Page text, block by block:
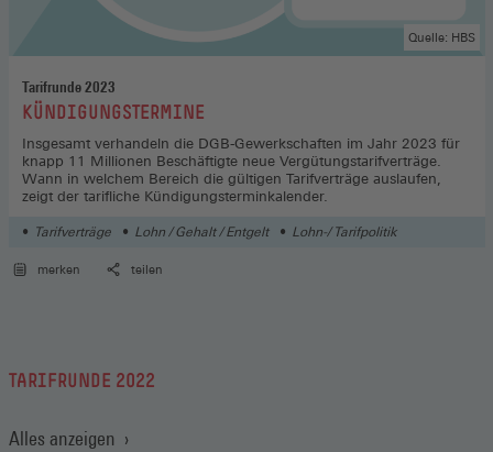
Tarifrunde 2023
:KÜNDIGUNGSTERMINE
Insgesamt verhandeln die DGB-Gewerkschaften im Jahr 2023 für
knapp 11 Millionen Beschäftigte neue Vergütungstarifverträge.
Wann in welchem Bereich die gültigen Tarifverträge auslaufen,
zeigt der tarifliche Kündigungsterminkalender.
Quelle: HBS
Tarifverträge Lohn / Gehalt / Entgelt Lohn-/ Tarifpolitik
merken teilen
TARIFRUNDE 2022
Alles anzeigen